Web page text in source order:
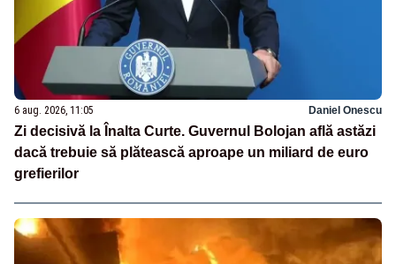
6 aug. 2026, 11:05 Daniel Onescu
Zi decisivă la Înalta Curte. Guvernul Bolojan află astăzi
dacă trebuie să plătească aproape un miliard de euro
grefierilor